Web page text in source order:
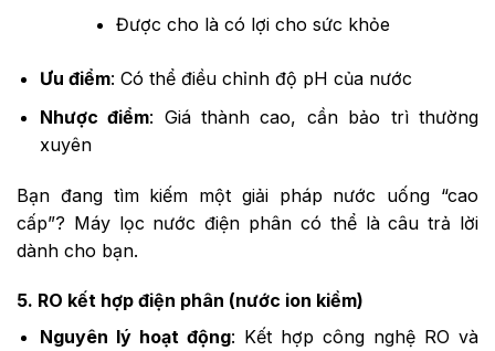
Được cho là có lợi cho sức khỏe
Ưu điểm: Có thể điều chỉnh độ pH của nước
Nhược điểm: Giá thành cao, cần bảo trì thường
xuyên
Bạn đang tìm kiếm một giải pháp nước uống “cao
cấp”? Máy lọc nước điện phân có thể là câu trả lời
dành cho bạn.
5. RO kết hợp điện phân (nước ion kiềm)
Nguyên lý hoạt động: Kết hợp công nghệ RO và